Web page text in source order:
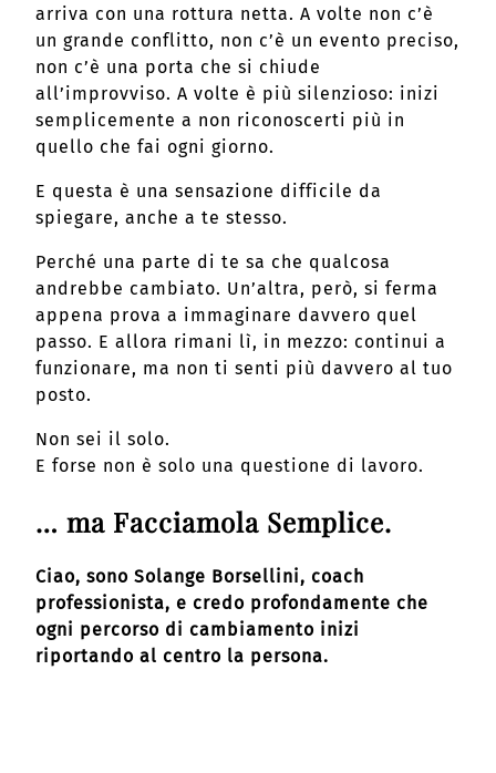
arriva con una rottura netta. A volte non c’è
un grande conflitto, non c’è un evento preciso,
non c’è una porta che si chiude
all’improvviso. A volte è più silenzioso: inizi
semplicemente a non riconoscerti più in
quello che fai ogni giorno.
E questa è una sensazione difficile da
spiegare, anche a te stesso.
Perché una parte di te sa che qualcosa
andrebbe cambiato. Un’altra, però, si ferma
appena prova a immaginare davvero quel
passo. E allora rimani lì, in mezzo: continui a
funzionare, ma non ti senti più davvero al tuo
posto.
Non sei il solo.
E forse non è solo una questione di lavoro.
… ma Facciamola Semplice.
Ciao, sono Solange Borsellini, coach
professionista, e credo profondamente che
ogni percorso di cambiamento inizi
riportando al centro la persona.